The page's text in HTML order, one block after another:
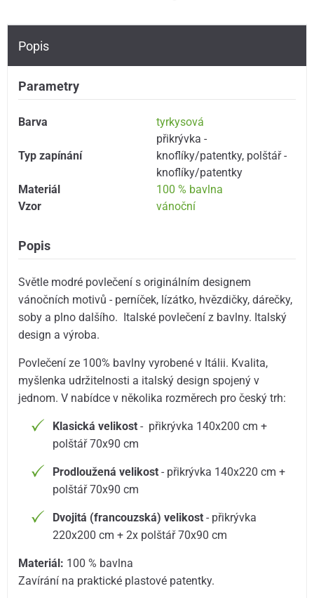
Popis
Parametry
Barva tyrkysová
Typ zapínání
přikrývka -
knoflíky/patentky, polštář -
knoflíky/patentky
Materiál
100 % bavlna
Vzor
vánoční
Popis
Světle modré povlečení s originálním designem
vánočních motivů - perníček, lízátko, hvězdičky, dárečky,
soby a plno dalšího. Italské povlečení z bavlny. Italský
design a výroba.
Povlečení ze 100% bavlny vyrobené v Itálii. Kvalita,
myšlenka udržitelnosti a italský design spojený v
jednom. V nabídce v několika rozměrech pro český trh:
Klasická velikost - přikrývka 140x200 cm +
polštář 70x90 cm
Prodloužená velikost - přikrývka 140x220 cm +
polštář 70x90 cm
Dvojitá (francouzská) velikost - přikrývka
220x200 cm + 2x polštář 70x90 cm
Materiál: 100 % bavlna
Zavírání na praktické plastové patentky.